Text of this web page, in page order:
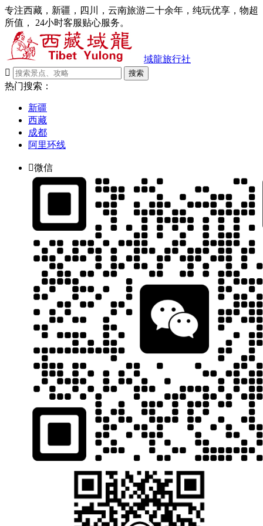
专注西藏，新疆，四川，云南旅游二十余年，纯玩优享，物超
所值， 24小时客服贴心服务。
域龍旅行社

搜索
热门搜索：
新疆
西藏
成都
阿里环线
微信